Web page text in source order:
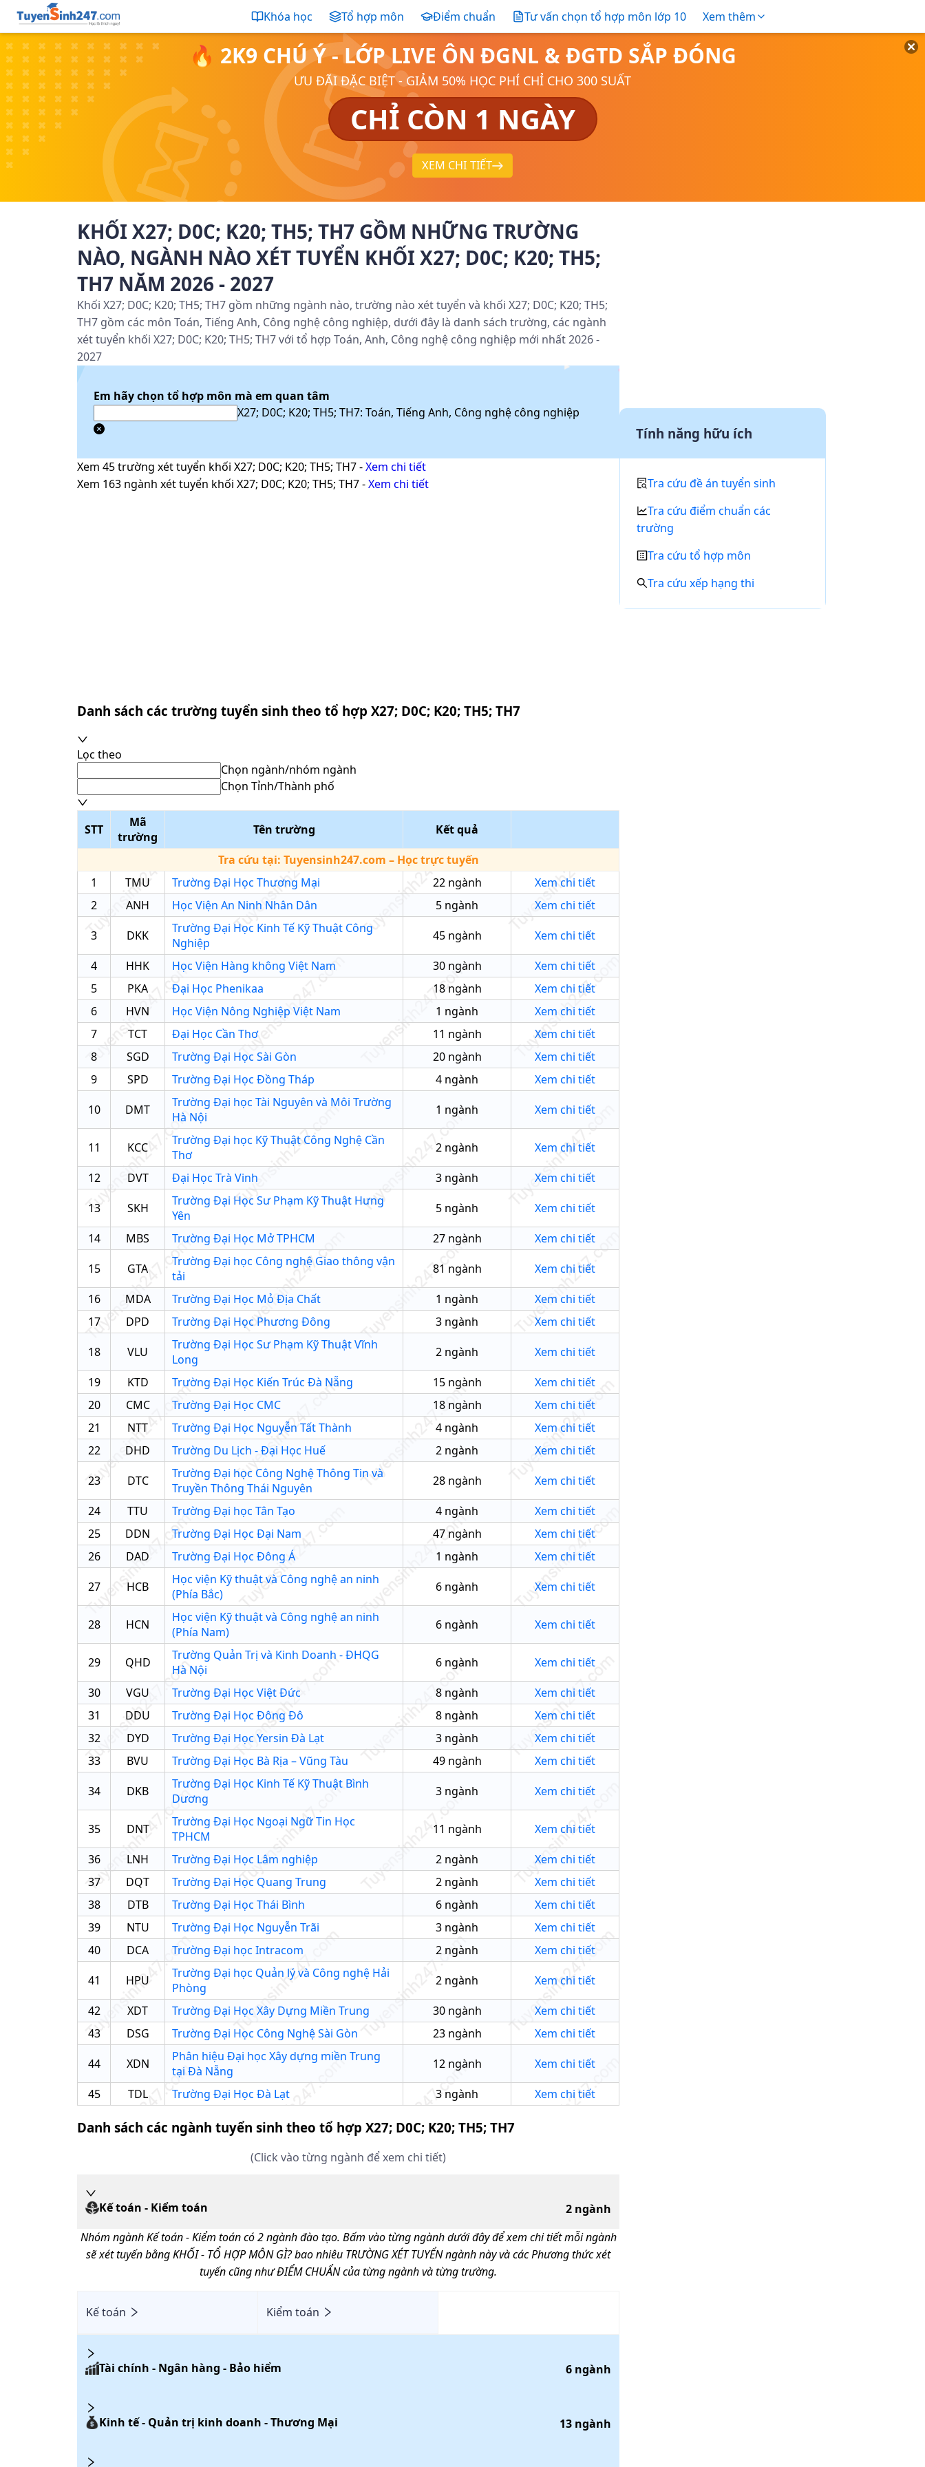
Khóa học Tổ hợp môn Điểm chuẩn Tư vấn chọn tổ hợp môn lớp 10 Xem thêm
🔥 2K9 CHÚ Ý - LỚP LIVE ÔN ĐGNL & ĐGTD SẮP ĐÓNG
ƯU ĐÃI ĐẶC BIỆT - GIẢM 50% HỌC PHÍ CHỈ CHO 300 SUẤT
CHỈ CÒN 1 NGÀY
XEM CHI TIẾT
KHỐI X27; D0C; K20; TH5; TH7 GỒM NHỮNG TRƯỜNG
NÀO, NGÀNH NÀO XÉT TUYỂN KHỐI X27; D0C; K20; TH5;
TH7 NĂM 2026 - 2027
Khối X27; D0C; K20; TH5; TH7 gồm những ngành nào, trường nào xét tuyển và khối X27; D0C; K20; TH5;
TH7 gồm các môn Toán, Tiếng Anh, Công nghệ công nghiệp, dưới đây là danh sách trường, các ngành
xét tuyển khối X27; D0C; K20; TH5; TH7 với tổ hợp Toán, Anh, Công nghệ công nghiệp mới nhất 2026 -
2027
Em hãy chọn tổ hợp môn mà em quan tâm
X27; D0C; K20; TH5; TH7: Toán, Tiếng Anh, Công nghệ công nghiệp
Xem 45trường xét tuyển khối X27; D0C; K20; TH5; TH7-Xem chi tiết
Xem 163 ngành xét tuyển khối X27; D0C; K20; TH5; TH7-Xem chi tiết
Danh sách các trường tuyển sinh theo tổ hợp X27; D0C; K20; TH5; TH7
Lọc theo
Chọn ngành/nhóm ngành
Chọn Tỉnh/Thành phố
STT
Mã
trường
Tên trường
Kết quả
Tra cứu tại: Tuyensinh247.com – Học trực tuyến
1
TMU Trường Đại Học Thương Mại 22ngành
Xem chi tiết
2
ANH Học Viện An Ninh Nhân Dân 5 ngành
Xem chi tiết
3
DKK
Trường Đại Học Kinh Tế Kỹ Thuật Công
Nghiệp
45ngành
Xem chi tiết
4
HHK Học Viện Hàng không Việt Nam 30ngành
Xem chi tiết
5
PKA Đại Học Phenikaa 18ngành
Xem chi tiết
6
HVN Học Viện Nông Nghiệp Việt Nam 1 ngành
Xem chi tiết
7
TCT Đại Học Cần Thơ 11 ngành
Xem chi tiết
8
SGD Trường Đại Học Sài Gòn 20ngành
Xem chi tiết
9
SPD Trường Đại Học Đồng Tháp 4 ngành
Xem chi tiết
10
DMT
Trường Đại học Tài Nguyên và Môi Trường
Hà Nội
1 ngành Xem chi tiết
11 KCC
Trường Đại học Kỹ Thuật Công Nghệ Cần
Thơ
2 ngành
Xem chi tiết
12
DVT Đại Học Trà Vinh 3 ngành
Xem chi tiết
13
SKH
Trường Đại Học Sư Phạm Kỹ Thuật Hưng
Yên
5 ngành
Xem chi tiết
14
MBS Trường Đại Học Mở TPHCM 27ngành
Xem chi tiết
15
GTA
Trường Đại học Công nghệ Giao thông vận
tải
81 ngành
Xem chi tiết
16
MDA Trường Đại Học Mỏ Địa Chất 1 ngành
Xem chi tiết
17
DPD Trường Đại Học Phương Đông 3 ngành
Xem chi tiết
18
VLU
Trường Đại Học Sư Phạm Kỹ Thuật Vĩnh
Long
2 ngành
Xem chi tiết
19
KTD Trường Đại Học Kiến Trúc Đà Nẵng 15ngành
Xem chi tiết
20
CMC Trường Đại Học CMC 18ngành
Xem chi tiết
21
NTT Trường Đại Học Nguyễn Tất Thành 4 ngành
Xem chi tiết
22
DHD Trường Du Lịch - Đại Học Huế 2 ngành
Xem chi tiết
23
DTC
Trường Đại học Công Nghệ Thông Tin và
Truyền Thông Thái Nguyên
28ngành
Xem chi tiết
24
TTU Trường Đại học Tân Tạo 4 ngành
Xem chi tiết
25
DDN Trường Đại Học Đại Nam 47ngành
Xem chi tiết
26
DAD Trường Đại Học Đông Á 1 ngành
Xem chi tiết
27
HCB
Học viện Kỹ thuật và Công nghệ an ninh
(Phía Bắc)
6 ngành Xem chi tiết
28 HCN
Học viện Kỹ thuật và Công nghệ an ninh
(Phía Nam)
6 ngành Xem chi tiết
29 QHD
Trường Quản Trị và Kinh Doanh - ĐHQG
Hà Nội
6 ngành
Xem chi tiết
30
VGU Trường Đại Học Việt Đức 8 ngành
Xem chi tiết
31
DDU Trường Đại Học Đông Đô 8 ngành
Xem chi tiết
32
DYD Trường Đại Học Yersin Đà Lạt 3 ngành
Xem chi tiết
33
BVU Trường Đại Học Bà Rịa – Vũng Tàu 49ngành
Xem chi tiết
34
DKB
Trường Đại Học Kinh Tế Kỹ Thuật Bình
Dương
3 ngành Xem chi tiết
35 DNT
Trường Đại Học Ngoại Ngữ Tin Học
TPHCM
11 ngành
Xem chi tiết
36
LNH Trường Đại Học Lâm nghiệp 2 ngành
Xem chi tiết
37
DQT Trường Đại Học Quang Trung 2 ngành
Xem chi tiết
38
DTB Trường Đại Học Thái Bình 6 ngành
Xem chi tiết
39
NTU Trường Đại Học Nguyễn Trãi 3 ngành
Xem chi tiết
40
DCA Trường Đại học Intracom 2 ngành
Xem chi tiết
41
HPU
Trường Đại học Quản lý và Công nghệ Hải
Phòng
2 ngành
Xem chi tiết
42
XDT Trường Đại Học Xây Dựng Miền Trung 30ngành
Xem chi tiết
43
DSG Trường Đại Học Công Nghệ Sài Gòn 23ngành
Xem chi tiết
44
XDN
Phân hiệu Đại học Xây dựng miền Trung
tại Đà Nẵng
12ngành
Xem chi tiết
45
TDL Trường Đại Học Đà Lạt 3 ngành Xem chi tiết
Danh sách các ngành tuyển sinh theo tổ hợp X27; D0C; K20; TH5; TH7
(Click vào từng ngành để xem chi tiết)
Kế toán - Kiểm toán 2 ngành
Nhóm ngànhKế toán - Kiểm toáncó2ngành đào tạo. Bấm vào từng ngành dưới đây để xem chi tiết mỗi ngành
sẽ xét tuyến bằng KHỐI - TỔ HỢP MÔN GÌ? bao nhiêu TRƯỜNG XÉT TUYỂN ngành này và các Phương thức xét
tuyến cũng như ĐIỂM CHUẨN của từng ngành và từng trường.
Kế toán Kiểm toán
Tài chính - Ngân hàng - Bảo hiểm 6 ngành
Kinh tế - Quản trị kinh doanh - Thương Mại 13 ngành
Tính năng hữu ích
Tra cứu đề án tuyển sinh
Tra cứu điểm chuẩn các
trường
Tra cứu tổ hợp môn
Tra cứu xếp hạng thi